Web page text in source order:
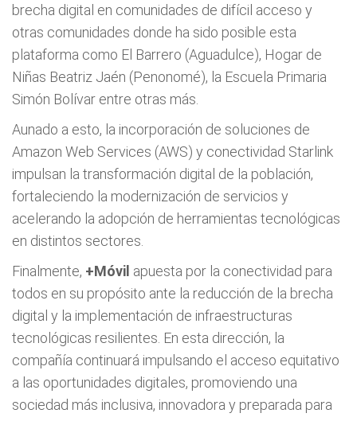
brecha digital en comunidades de difícil acceso y
otras comunidades donde ha sido posible esta
plataforma como El Barrero (Aguadulce), Hogar de
Niñas Beatriz Jaén (Penonomé), la Escuela Primaria
Simón Bolívar entre otras más.
Aunado a esto, la incorporación de soluciones de
Amazon Web Services (AWS) y conectividad Starlink
impulsan la transformación digital de la población,
fortaleciendo la modernización de servicios y
acelerando la adopción de herramientas tecnológicas
en distintos sectores.
Finalmente, +Móvil apuesta por la conectividad para
todos en su propósito ante la reducción de la brecha
digital y la implementación de infraestructuras
tecnológicas resilientes. En esta dirección, la
compañía continuará impulsando el acceso equitativo
a las oportunidades digitales, promoviendo una
sociedad más inclusiva, innovadora y preparada para